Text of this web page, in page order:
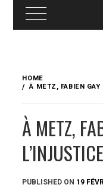
content
HOME
À METZ, FABIEN
À METZ,
PUBLISHED ON 19